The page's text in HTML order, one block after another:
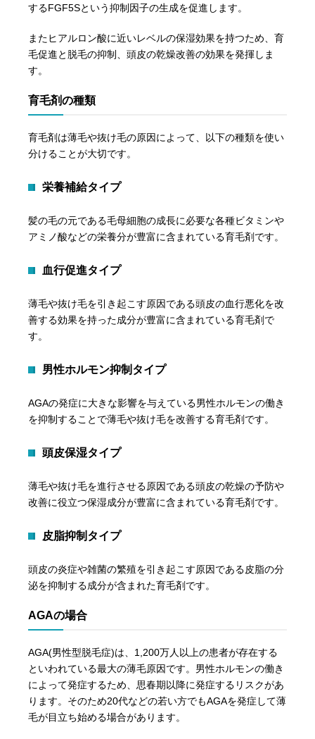
するFGF5Sという抑制因子の生成を促進します。
またヒアルロン酸に近いレベルの保湿効果を持つため、育
毛促進と脱毛の抑制、頭皮の乾燥改善の効果を発揮しま
す。
育毛剤の種類
育毛剤は薄毛や抜け毛の原因によって、以下の種類を使い
分けることが大切です。
栄養補給タイプ
髪の毛の元である毛母細胞の成長に必要な各種ビタミンや
アミノ酸などの栄養分が豊富に含まれている育毛剤です。
血行促進タイプ
薄毛や抜け毛を引き起こす原因である頭皮の血行悪化を改
善する効果を持った成分が豊富に含まれている育毛剤で
す。
男性ホルモン抑制タイプ
AGAの発症に大きな影響を与えている男性ホルモンの働き
を抑制することで薄毛や抜け毛を改善する育毛剤です。
頭皮保湿タイプ
薄毛や抜け毛を進行させる原因である頭皮の乾燥の予防や
改善に役立つ保湿成分が豊富に含まれている育毛剤です。
皮脂抑制タイプ
頭皮の炎症や雑菌の繁殖を引き起こす原因である皮脂の分
泌を抑制する成分が含まれた育毛剤です。
AGAの場合
AGA(男性型脱毛症)は、1,200万人以上の患者が存在する
といわれている最大の薄毛原因です。男性ホルモンの働き
によって発症するため、思春期以降に発症するリスクがあ
ります。そのため20代などの若い方でもAGAを発症して薄
毛が目立ち始める場合があります。